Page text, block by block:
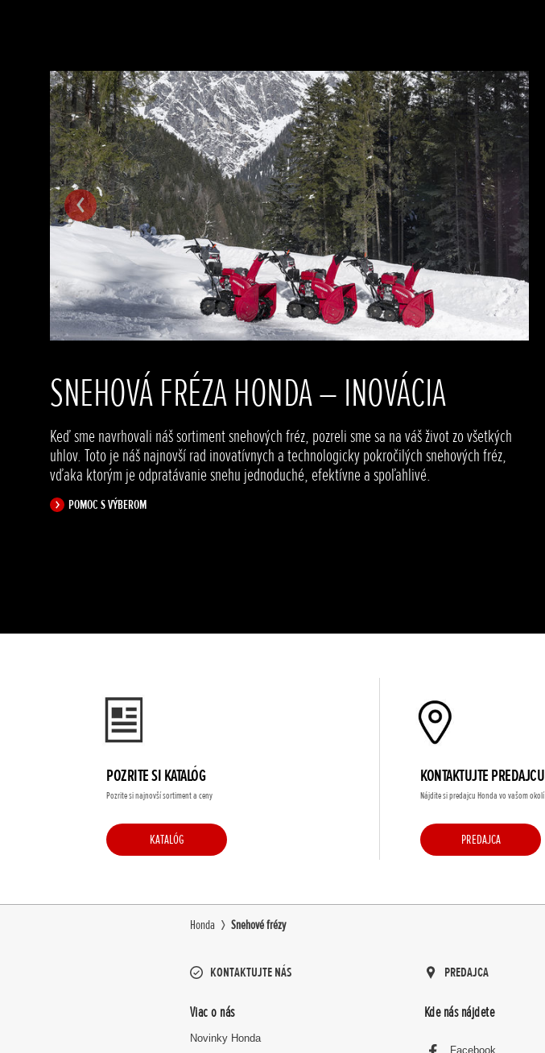
SNEHOVÁ FRÉZA HONDA – INOVÁCIA
Keď sme navrhovali náš sortiment snehových fréz, pozreli sme sa na váš život zo všetkých
uhlov. Toto je náš najnovší rad inovatívnych a technologicky pokročilých snehových fréz,
vďaka ktorým je odpratávanie snehu jednoduché, efektívne a spoľahlivé.
POMOC S VÝBEROM
POZRITE SI KATALÓG
Pozrite si najnovší sortiment a ceny
KATALÓG
KONTAKTUJTE PREDAJCU
Nájdite si predajcu Honda vo vašom okolí
PREDAJCA
Honda Snehové frézy
KONTAKTUJTE NÁS PREDAJCA
Viac o nás
Novinky Honda
Kde nás nájdete
Facebook